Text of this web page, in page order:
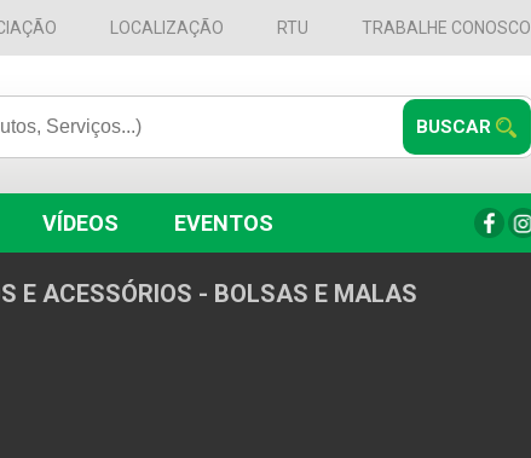
LOCALIZAÇÃO RTU TRABALHE CONOSCO
VÍDEOS EVENTOS
E ACESSÓRIOS - BOLSAS E MALAS